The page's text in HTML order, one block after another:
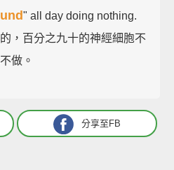
" all day doing nothing.
，百分之九十的神經細胞不
做。
分享至FB